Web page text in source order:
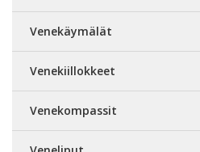
Venekäymälät
Venekiillokkeet
Venekompassit